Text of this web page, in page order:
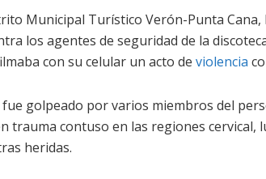
Municipal Turístico Verón-Punta Cana,
los agentes de seguridad de la
con su celular un acto de violencia
golpeado por varios miembros del
trauma contuso en las regiones cervical,
heridas.